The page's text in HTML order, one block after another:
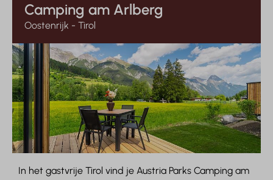
Camping am Arlberg
Oostenrijk - Tirol
In het gastvrije Tirol vind je Austria Parks Camping am